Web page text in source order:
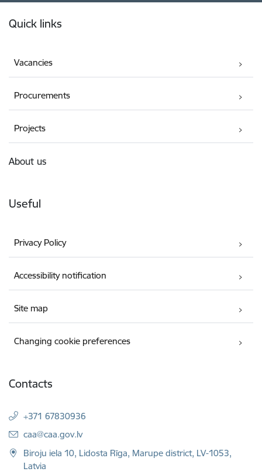
Quick links
Vacancies
Procurements
Projects
About us
Useful
Privacy Policy
Accessibility notification
Site map
Changing cookie preferences
Contacts
+371 67830936
E-mail:
caa@caa.gov.lv
Biroju iela 10, Lidosta Rīga, Marupe district, LV-1053,
Latvia